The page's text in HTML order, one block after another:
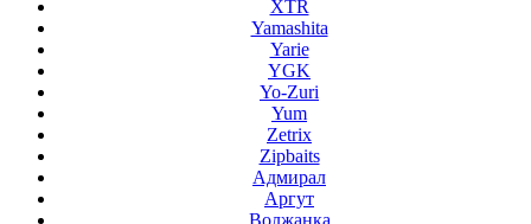
XTR
Yamashita
Yarie
YGK
Yo-Zuri
Yum
Zetrix
Zipbaits
Адмирал
Аргут